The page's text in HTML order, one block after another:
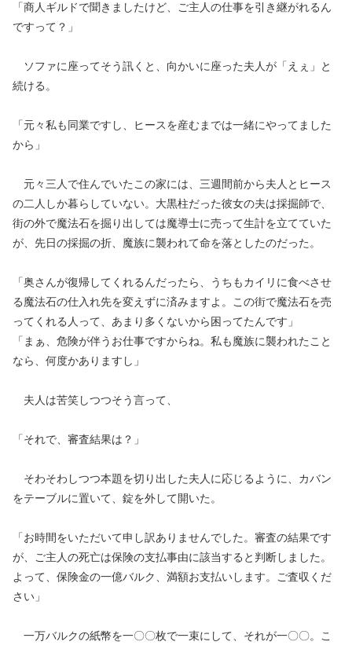
「商人ギルドで聞きましたけど、ご主人の仕事を引き継がれるん
ですって？」
ソファに座ってそう訊くと、向かいに座った夫人が「えぇ」と
続ける。
「元々私も同業ですし、ヒースを産むまでは一緒にやってました
から」
元々三人で住んでいたこの家には、三週間前から夫人とヒース
の二人しか暮らしていない。大黒柱だった彼女の夫は採掘師で、
街の外で魔法石を掘り出しては魔導士に売って生計を立てていた
が、先日の採掘の折、魔族に襲われて命を落としたのだった。
「奥さんが復帰してくれるんだったら、うちもカイリに食べさせ
る魔法石の仕入れ先を変えずに済みますよ。この街で魔法石を売
ってくれる人って、あまり多くないから困ってたんです」
「まぁ、危険が伴うお仕事ですからね。私も魔族に襲われたこと
なら、何度かありますし」
夫人は苦笑しつつそう言って、
「それで、審査結果は？」
そわそわしつつ本題を切り出した夫人に応じるように、カバン
をテーブルに置いて、錠を外して開いた。
「お時間をいただいて申し訳ありませんでした。審査の結果です
が、ご主人の死亡は保険の支払事由に該当すると判断しました。
よって、保険金の一億バルク、満額お支払いします。ご査収くだ
さい」
一万バルクの紙幣を一〇〇枚で一束にして、それが一〇〇。こ